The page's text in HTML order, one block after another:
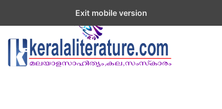
Exit mobile version